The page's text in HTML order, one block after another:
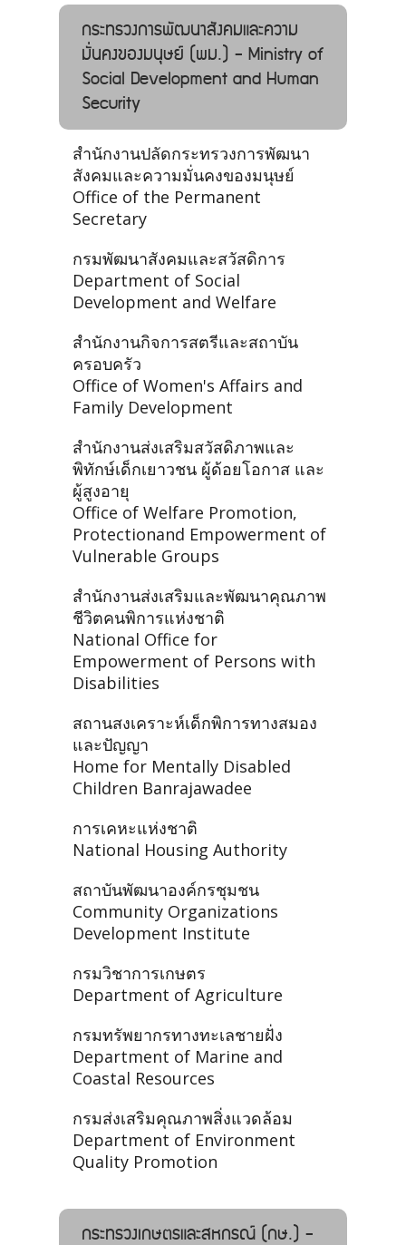
กระทรวงการพัฒนาสังคมและความ
มั่นคงของมนุษย์ (พม.) - Ministry of
Social Development and Human
Security
สำนักงานปลัดกระทรวงการพัฒนา
สังคมและความมั่นคงของมนุษย์
Office of the Permanent
Secretary
กรมพัฒนาสังคมและสวัสดิการ
Department of Social
Development and Welfare
สำนักงานกิจการสตรีและสถาบัน
ครอบครัว
Office of Women's Affairs and
Family Development
สำนักงานส่งเสริมสวัสดิภาพและ
พิทักษ์เด็กเยาวชน ผู้ด้อยโอกาส และ
ผู้สูงอายุ
Office of Welfare Promotion,
Protectionand Empowerment of
Vulnerable Groups
สำนักงานส่งเสริมและพัฒนาคุณภาพ
ชีวิตคนพิการแห่งชาติ
National Office for
Empowerment of Persons with
Disabilities
สถานสงเคราะห์เด็กพิการทางสมอง
และปัญญา
Home for Mentally Disabled
Children Banrajawadee
การเคหะแห่งชาติ
National Housing Authority
สถาบันพัฒนาองค์กรชุมชน
Community Organizations
Development Institute
กรมวิชาการเกษตร
Department of Agriculture
กรมทรัพยากรทางทะเลชายฝั่ง
Department of Marine and
Coastal Resources
กรมส่งเสริมคุณภาพสิ่งแวดล้อม
Department of Environment
Quality Promotion
กระทรวงเกษตรและสหกรณ์ (กษ.) -